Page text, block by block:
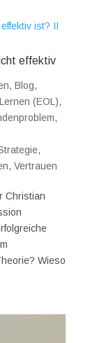
effektiv
, Blog,
(EOL),
,
,
, Vertrauen
Christian
Wieso